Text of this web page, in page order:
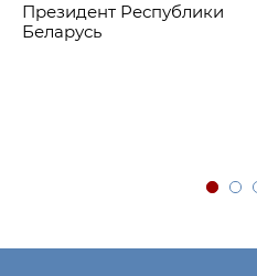
Президент Республики
Беларусь